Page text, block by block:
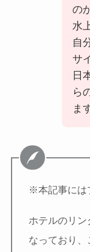
の
水
自
サ
日
ら
ま
※本記事には
ホテルのリン
なっており